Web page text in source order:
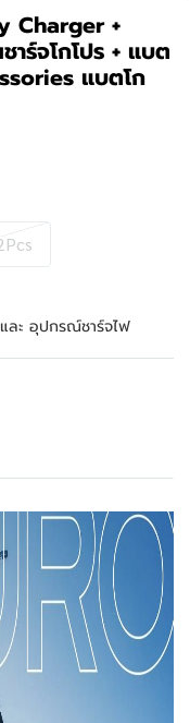
Charger +
ร์จโกโปร + แบต
แบตโก
ละ อุปกรณ์ชาร์จไฟ